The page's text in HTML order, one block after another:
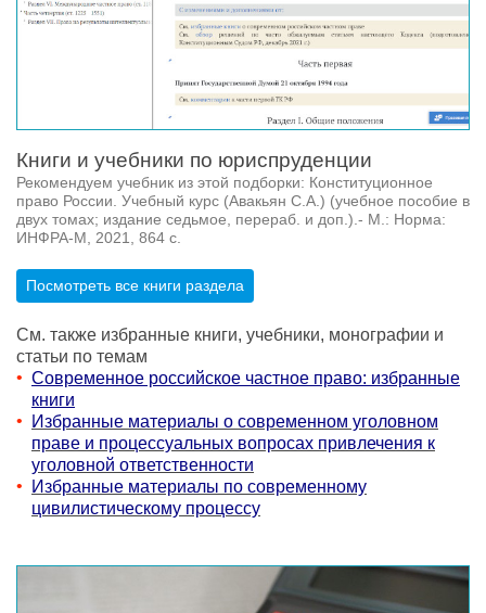
Книги и учебники по юриспруденции
Рекомендуем учебник из этой подборки: Конституционное
право России. Учебный курс (Авакьян С.А.) (учебное пособие в
двух томах; издание седьмое, перераб. и доп.).- М.: Норма:
ИНФРА-М, 2021, 864 с.
Посмотреть все книги раздела
См. также избранные книги, учебники, монографии и
статьи по темам
Современное российское частное право: избранные
книги
Избранные материалы о современном уголовном
праве и процессуальных вопросах привлечения к
уголовной ответственности
Избранные материалы по современному
цивилистическому процессу